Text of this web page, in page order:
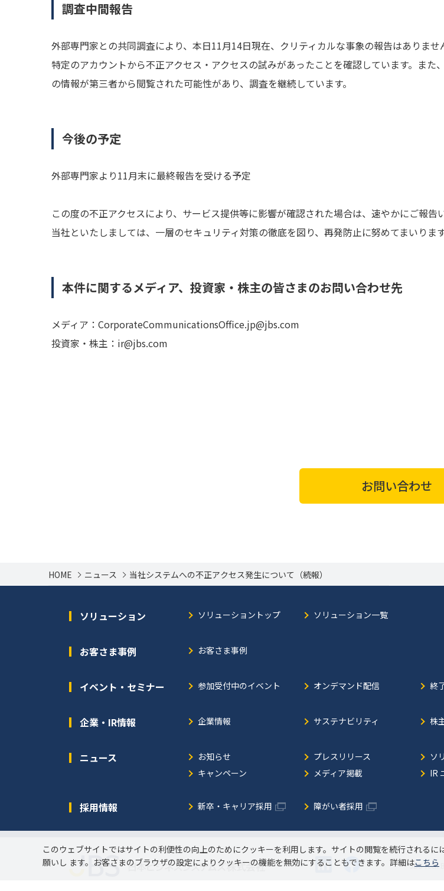
調査中間報告
外部専門家との共同調査により、本日11月14日現在、クリティカルな事象の報告はありま
特定のアカウントから不正アクセス・アクセスの試みがあったことを確認しています。ま
の情報が第三者から閲覧された可能性があり、調査を継続しています。
今後の予定
外部専門家より11月末に最終報告を受ける予定
この度の不正アクセスにより、サービス提供等に影響が確認された場合は、速やかにご報告
当社といたしましては、一層のセキュリティ対策の徹底を図り、再発防止に努めてまいります
本件に関するメディア、投資家・株主の皆さまのお問い合わせ先
メディア： CorporateCommunicationsOffice.jp@jbs.com
投資家・株主： ir@jbs.com
お問い合わせ
HOME ニュース 当社システムへの不正アクセス発生について（続報）
ソリューション ソリューショントップ ソリューション一覧
お客さま事例 お客さま事例
イベント・セミナー 参加受付中のイベント オンデマンド配信 終
企業・IR情報 企業情報 サステナビリティ 株
ニュース お知らせ プレスリリース ソ
キャンペーン
メディア掲載 IR
採用情報 新卒・キャリア採用 障がい者採用
JBS Tech
このウェブサイトではサイトの利便性の向上のためにクッキーを利用します。サイトの閲覧を続行される
願いし ます。お客さまのブラウザの設定によりクッキーの機能を無効にすることもできます。詳細はこちら